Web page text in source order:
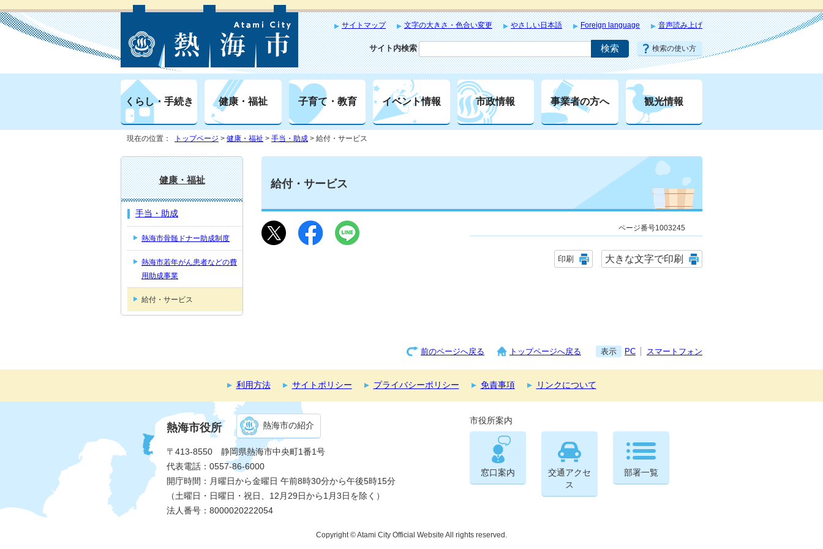
サイトマップ 文字の大きさ・色合い変更 やさしい日本語 Foreign language 音声読み上げ
サイト内検索 検索の使い方
くらし・手続き 健康・福祉 子育て・教育 イベント情報 市政情報 事業者の方へ 観光情報
現在の位置： トップページ > 健康・福祉 > 手当・助成 > 給付・サービス
給付・サービス
ページ番号1003245
印刷 大きな文字で印刷
健康・福祉
手当・助成
熱海市骨髄ドナー助成制度
熱海市若年がん患者などの費
用助成事業
給付・サービス
前のページへ戻る トップページへ戻る 表示 PC スマートフォン
利用方法 サイトポリシー プライバシーポリシー 免責事項 リンクについて
市役所案内
窓口案内
交通アクセ
ス
部署一覧
熱海市役所 熱海市の紹介
〒413-8550 静岡県熱海市中央町1番1号
代表電話：0557-86-6000
開庁時間：月曜日から金曜日 午前8時30分から午後5時15分
（土曜日・日曜日・祝日、12月29日から1月3日を除く）
法人番号：8000020222054
Copyright © Atami City Official Website All rights reserved.